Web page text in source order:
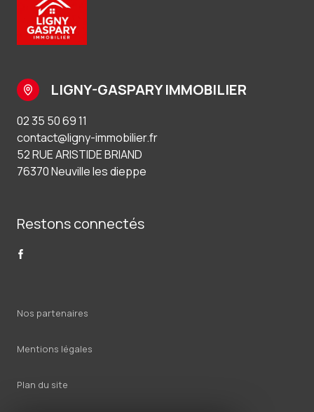
LIGNY-GASPARY IMMOBILIER
02 35 50 69 11
contact@ligny-immobilier.fr
52 RUE ARISTIDE BRIAND
76370 Neuville les dieppe
Restons connectés
Nos partenaires
Mentions légales
Plan du site